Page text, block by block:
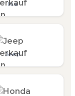
Kia
Jeep